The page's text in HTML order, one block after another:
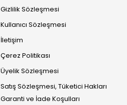
Gizlilik Sözleşmesi
Kullanıcı Sözleşmesi
İletişim
Çerez Politikası
Üyelik Sözleşmesi
Satış Sözleşmesi, Tüketici Hakları
Garanti ve İade Koşulları